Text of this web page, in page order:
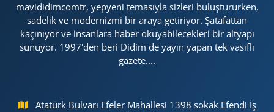
mavididimcomtr, yepyeni temasıyla sizleri buluştururken,
sadelik ve modernizmi bir araya getiriyor. Şatafattan
kaçınıyor ve insanlara haber okuyabilecekleri bir altyapı
sunuyor. 1997'den beri Didim de yayın yapan tek vasıflı
gazete....
Atatürk Bulvarı Efeler Mahallesi 1398 sokak Efendi İş